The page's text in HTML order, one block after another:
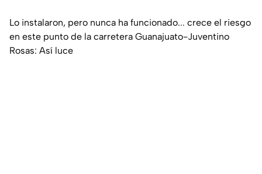
Lo instalaron, pero nunca ha funcionado... crece el riesgo
en este punto de la carretera Guanajuato-Juventino
Rosas: Así luce